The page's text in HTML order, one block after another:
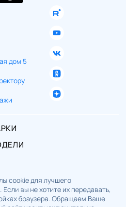
дом 5
cookie для лучшего
вы не хотите их передавать,
браузера. Обращаем Ваше